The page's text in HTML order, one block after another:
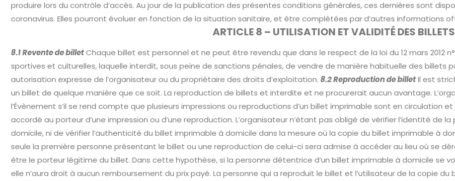
produire lors du contrôle d’accès. Au jour de la publication des présentes conditions générales, ces dernières sont
coronavirus. Elles pourront évoluer en fonction de la situation sanitaire, et être complétées par d’autres informations
ARTICLE 8 – UTILISATION ET VALIDITÉ DES BILLETS
8.1 Revente de billetChaque billet est personnel et ne peut être revendu que dans le respect de la loi du 12 mars 2012
sportives et culturelles, laquelle interdit, sous peine de sanctions pénales, de vendre de manière habituelle des billets
autorisation expresse de l’organisateur ou du propriétaire des droits d’exploitation. 8.2 Reproduction de billetIl est
un billet de quelque manière que ce soit. La reproduction de billets et interdite et ne procurerait aucun avantage.
l’Évènement s’il se rend compte que plusieurs impressions ou reproductions d’un billet imprimable sont en circulation
accordé au porteur d’une impression ou d’une reproduction. L’organisateur n’étant pas obligé de vérifier l’identité de
domicile, ni de vérifier l’authenticité du billet imprimable à domicile dans la mesure où la copie du billet imprimable à
seule la première personne présentant le billet ou une reproduction de celui-ci sera admise à accéder au lieu où se
être le porteur légitime du billet. Dans cette hypothèse, si la personne détentrice d’un billet imprimable à domicile se
elle n’aura droit à aucun remboursement du prix payé. La personne qui a reproduit le billet et l’utilisateur de la copie